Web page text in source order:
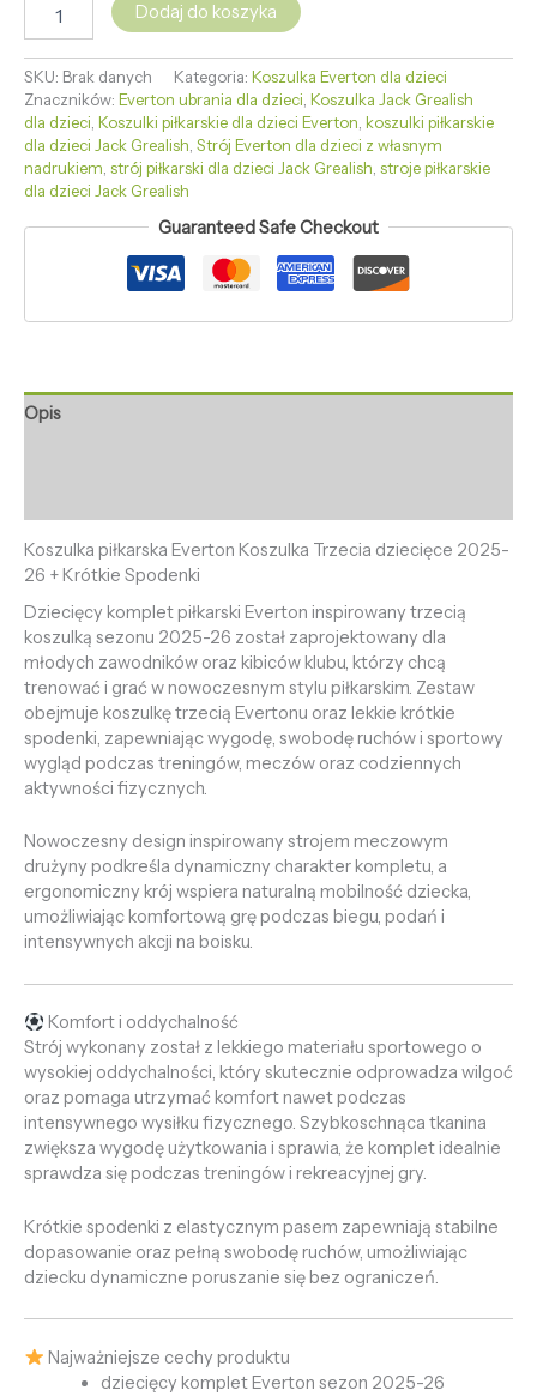
Dodaj do koszyka
SKU: Brak danych Kategoria: Koszulka Everton dla dzieci
Znaczników: Everton ubrania dla dzieci, Koszulka Jack Grealish
dla dzieci, Koszulki piłkarskie dla dzieci Everton, koszulki piłkarskie
dla dzieci Jack Grealish, Strój Everton dla dzieci z własnym
nadrukiem, strój piłkarski dla dzieci Jack Grealish, stroje piłkarskie
dla dzieci Jack Grealish
Guaranteed Safe Checkout
Opis
Koszulka piłkarska Everton Koszulka Trzecia dziecięce 2025-
26 + Krótkie Spodenki
Dziecięcy komplet piłkarski Everton inspirowany trzecią
koszulką sezonu 2025-26 został zaprojektowany dla
młodych zawodników oraz kibiców klubu, którzy chcą
trenować i grać w nowoczesnym stylu piłkarskim. Zestaw
obejmuje koszulkę trzecią Evertonu oraz lekkie krótkie
spodenki, zapewniając wygodę, swobodę ruchów i sportowy
wygląd podczas treningów, meczów oraz codziennych
aktywności fizycznych.
Nowoczesny design inspirowany strojem meczowym
drużyny podkreśla dynamiczny charakter kompletu, a
ergonomiczny krój wspiera naturalną mobilność dziecka,
umożliwiając komfortową grę podczas biegu, podań i
intensywnych akcji na boisku.
Komfort i oddychalność
Strój wykonany został z lekkiego materiału sportowego o
wysokiej oddychalności, który skutecznie odprowadza wilgoć
oraz pomaga utrzymać komfort nawet podczas
intensywnego wysiłku fizycznego. Szybkoschnąca tkanina
zwiększa wygodę użytkowania i sprawia, że komplet idealnie
sprawdza się podczas treningów i rekreacyjnej gry.
Krótkie spodenki z elastycznym pasem zapewniają stabilne
dopasowanie oraz pełną swobodę ruchów, umożliwiając
dziecku dynamiczne poruszanie się bez ograniczeń.
Najważniejsze cechy produktu
dziecięcy komplet Everton sezon 2025-26